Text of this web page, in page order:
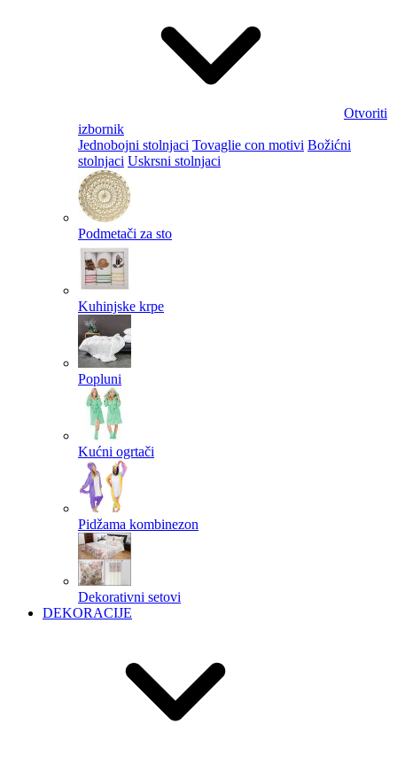
Otvoriti
izbornik
Jednobojni stolnjaci Tovaglie con motivi Božićni
stolnjaci Uskrsni stolnjaci
Podmetači za sto
Kuhinjske krpe
Popluni
Kućni ogrtači
Pidžama kombinezon
Dekorativni setovi
DEKORACIJE